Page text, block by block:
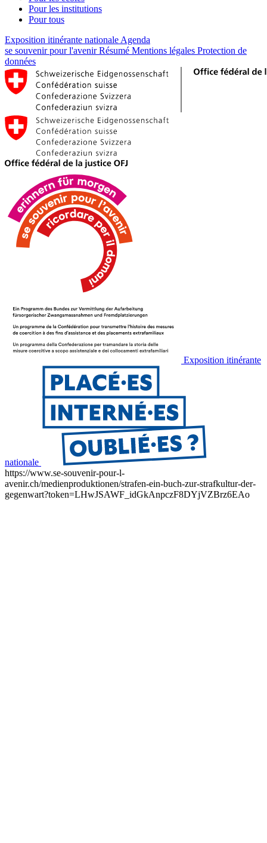
Pour les institutions
Pour tous
Exposition itinérante nationale Agenda
se souvenir pour l'avenirRésumé Mentions légales Protection de
données
Exposition itinérante
nationale
https://www.se-souvenir-pour-l-
avenir.ch/medienproduktionen/strafen-ein-buch-zur-strafkultur-der-
gegenwart?token=LHwJSAWF_idGkAnpczF8DYjVZBrz6EAo